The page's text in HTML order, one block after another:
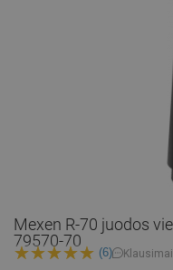
Mexen R-70 juodos
79570-70
(6) Klausimai